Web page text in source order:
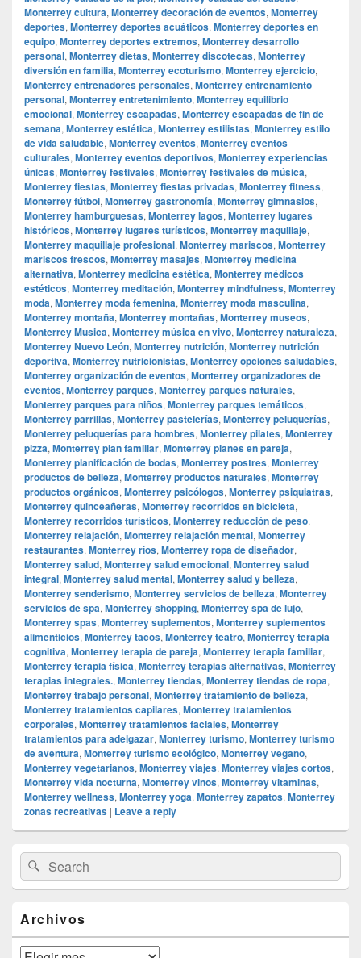
Monterrey cultura, Monterrey decoración de eventos, Monterrey
deportes, Monterrey deportes acuáticos, Monterrey deportes en
equipo, Monterrey deportes extremos, Monterrey desarrollo
personal, Monterrey dietas, Monterrey discotecas, Monterrey
diversión en familia, Monterrey ecoturismo, Monterrey ejercicio,
Monterrey entrenadores personales, Monterrey entrenamiento
personal, Monterrey entretenimiento, Monterrey equilibrio
emocional, Monterrey escapadas, Monterrey escapadas de fin de
semana, Monterrey estética, Monterrey estilistas, Monterrey estilo
de vida saludable, Monterrey eventos, Monterrey eventos
culturales, Monterrey eventos deportivos, Monterrey experiencias
únicas, Monterrey festivales, Monterrey festivales de música,
Monterrey fiestas, Monterrey fiestas privadas, Monterrey fitness,
Monterrey fútbol, Monterrey gastronomía, Monterrey gimnasios,
Monterrey hamburguesas, Monterrey lagos, Monterrey lugares
históricos, Monterrey lugares turísticos, Monterrey maquillaje,
Monterrey maquillaje profesional, Monterrey mariscos, Monterrey
mariscos frescos, Monterrey masajes, Monterrey medicina
alternativa, Monterrey medicina estética, Monterrey médicos
estéticos, Monterrey meditación, Monterrey mindfulness, Monterrey
moda, Monterrey moda femenina, Monterrey moda masculina,
Monterrey montaña, Monterrey montañas, Monterrey museos,
Monterrey Musica, Monterrey música en vivo, Monterrey naturaleza,
Monterrey Nuevo León, Monterrey nutrición, Monterrey nutrición
deportiva, Monterrey nutricionistas, Monterrey opciones saludables,
Monterrey organización de eventos, Monterrey organizadores de
eventos, Monterrey parques, Monterrey parques naturales,
Monterrey parques para niños, Monterrey parques temáticos,
Monterrey parrillas, Monterrey pastelerías, Monterrey peluquerías,
Monterrey peluquerías para hombres, Monterrey pilates, Monterrey
pizza, Monterrey plan familiar, Monterrey planes en pareja,
Monterrey planificación de bodas, Monterrey postres, Monterrey
productos de belleza, Monterrey productos naturales, Monterrey
productos orgánicos, Monterrey psicólogos, Monterrey psiquiatras,
Monterrey quinceañeras, Monterrey recorridos en bicicleta,
Monterrey recorridos turísticos, Monterrey reducción de peso,
Monterrey relajación, Monterrey relajación mental, Monterrey
restaurantes, Monterrey ríos, Monterrey ropa de diseñador,
Monterrey salud, Monterrey salud emocional, Monterrey salud
integral, Monterrey salud mental, Monterrey salud y belleza,
Monterrey senderismo, Monterrey servicios de belleza, Monterrey
servicios de spa, Monterrey shopping, Monterrey spa de lujo,
Monterrey spas, Monterrey suplementos, Monterrey suplementos
alimenticios, Monterrey tacos, Monterrey teatro, Monterrey terapia
cognitiva, Monterrey terapia de pareja, Monterrey terapia familiar,
Monterrey terapia física, Monterrey terapias alternativas, Monterrey
terapias integrales., Monterrey tiendas, Monterrey tiendas de ropa,
Monterrey trabajo personal, Monterrey tratamiento de belleza,
Monterrey tratamientos capilares, Monterrey tratamientos
corporales, Monterrey tratamientos faciales, Monterrey
tratamientos para adelgazar, Monterrey turismo, Monterrey turismo
de aventura, Monterrey turismo ecológico, Monterrey vegano,
Monterrey vegetarianos, Monterrey viajes, Monterrey viajes cortos,
Monterrey vida nocturna, Monterrey vinos, Monterrey vitaminas,
Monterrey wellness, Monterrey yoga, Monterrey zapatos, Monterrey
zonas recreativas | Leave a reply
Primary
Sidebar
Widget
Area
Search
for:
Search
Archivos
Archivos